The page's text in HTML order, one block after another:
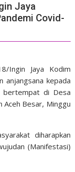
Jaya
Covid-
Ingin Jaya Kodim
anjangsana kepada
bertempat di Desa
Aceh Besar, Minggu
diharapkan
(Manifestasi)